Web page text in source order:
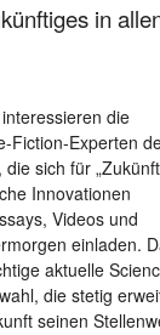
in
die
Fiction-Experten
sich für
Innovationen
Videos und
einladen.
aktuelle
die stetig
seinen